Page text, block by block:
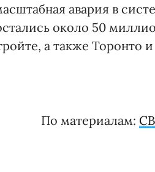
авария в
около 50
а также Торонто и
По материалам: